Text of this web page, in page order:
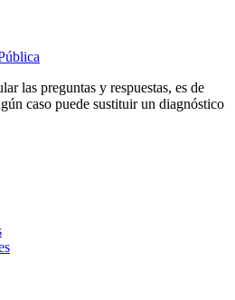
las preguntas y respuestas, es de
caso puede sustituir un diagnóstico